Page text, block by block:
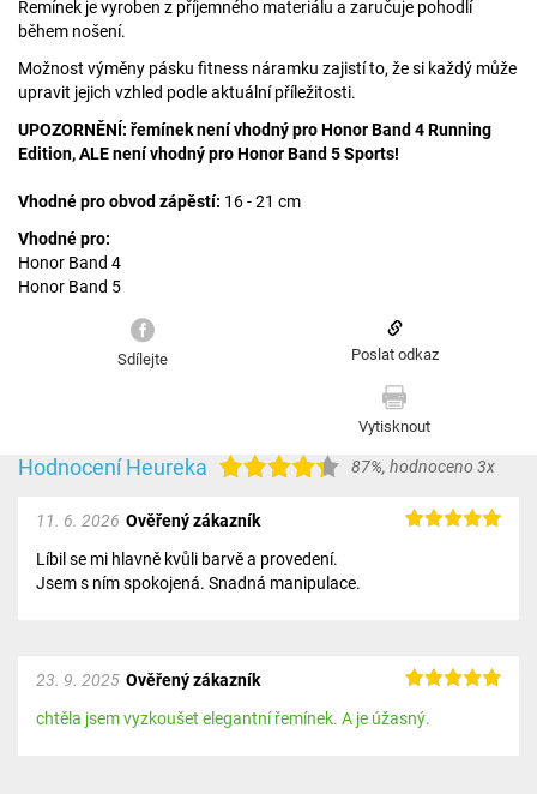
Řemínek je vyroben z příjemného materiálu a zaručuje pohodlí
během nošení.
Možnost výměny pásku fitness náramku zajistí to, že si každý může
upravit jejich vzhled podle aktuální příležitosti.
UPOZORNĚNÍ: řemínek není vhodný pro Honor Band 4 Running
Edition, ALE není vhodný pro Honor Band 5 Sports!
Vhodné pro obvod zápěstí: 16 - 21 cm
Vhodné pro:
Honor Band 4
Honor Band 5
Sdílejte Poslat odkaz
Vytisknout
Hodnocení Heureka 87%, hodnoceno 3x
Ověřený zákazník
11. 6. 2026
Líbil se mi hlavně kvůli barvě a provedení.
Jsem s ním spokojená. Snadná manipulace.
Ověřený zákazník
23. 9. 2025
chtěla jsem vyzkoušet elegantní řemínek. A je úžasný.